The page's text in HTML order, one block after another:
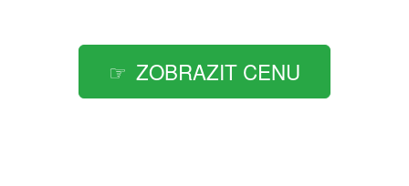
ZOBRAZIT CENU